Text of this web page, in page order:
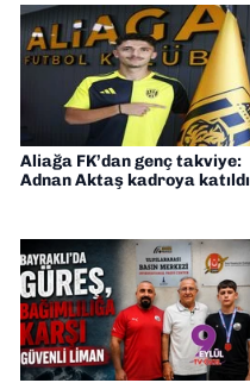
Aliağa FK’dan genç takviye:
Adnan Aktaş kadroya katıldı